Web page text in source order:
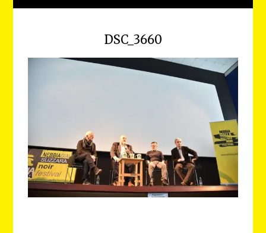
DSC_3660